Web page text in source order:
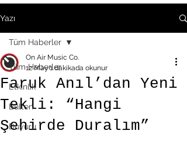
Yazı
Tüm Haberler
Etkinlik
Bülten
Duyuru
Tüm Haberler
Faruk Anıl’dan Yeni
Tekli: “Hangi
Şehirde Duralım”
On Air Music Co.
12 May1 dakikada okunur